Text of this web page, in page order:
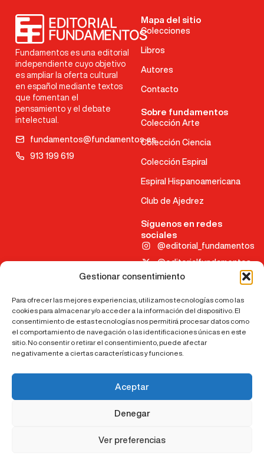
Gestionar consentimiento
Para ofrecer las mejores experiencias, utilizamos tecnologías como las
cookies para almacenar y/o acceder a la información del dispositivo. El
consentimiento de estas tecnologías nos permitirá procesar datos como
el comportamiento de navegación o las identificaciones únicas en este
sitio. No consentir o retirar el consentimiento, puede afectar
negativamente a ciertas características y funciones.
Aceptar
Denegar
Ver preferencias
Fundamentos es una editorial
independiente cuyo objetivo
es ampliar la oferta cultural
en español mediante textos
que fomentan el
pensamiento y el debate
intelectual.
fundamentos@fundamentos.es
913 199 619
Mapa del sitio
Colecciones
Libros
Autores
Contacto
Sobre fundamentos
Colección Arte
Colección Ciencia
Colección Espiral
Espiral Hispanoamericana
Club de Ajedrez
Síguenos en redes
sociales
@editorial_fundamentos
@editorialfundamentos
@editorialfundamentos
©2024 Todos los derechos reservados
Aviso legal
Política de cookies
Política de privacidad
Accesibilidad